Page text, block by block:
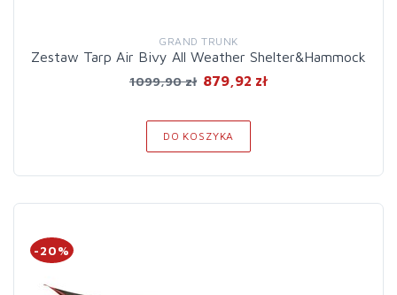
GRAND TRUNK
Zestaw Tarp Air Bivy All Weather Shelter&Hammock
1099,90 zł 879,92 zł
DO KOSZYKA
-20%